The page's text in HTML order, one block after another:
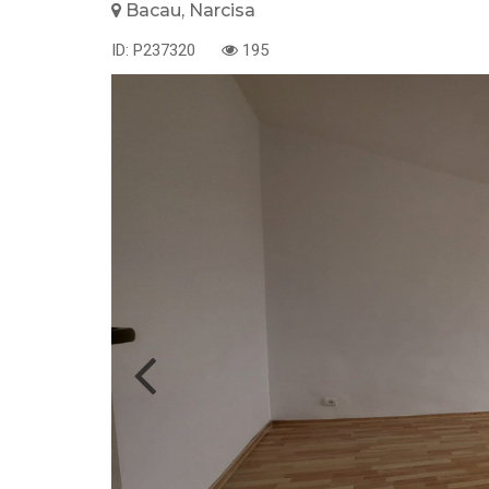
Bacau, Narcisa
ID: P237320 195